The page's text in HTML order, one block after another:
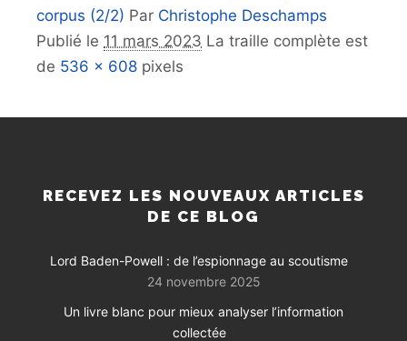
corpus (2/2) Par Christophe Deschamps
Publié le 11 mars 2023 La traille complète est
de 536 × 608 pixels
RECEVEZ LES NOUVEAUX ARTICLES
DE CE BLOG
Lord Baden-Powell : de l’espionnage au scoutisme
24 novembre 2025
Un livre blanc pour mieux analyser l’information
collectée